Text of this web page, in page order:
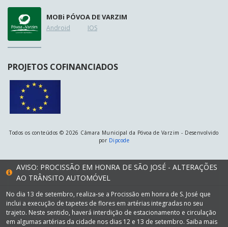
MOBi PÓVOA DE VARZIM
Android IOS
PROJETOS COFINANCIADOS
Todos os conteúdos © 2026 Câmara Municipal da Póvoa de Varzim - Desenvolvido
por Dipcode
AVISO: PROCISSÃO EM HONRA DE SÃO JOSÉ - ALTERAÇÕES
AO TRÂNSITO AUTOMÓVEL
No dia 13 de setembro, realiza-se a Procissão em honra de S. José que
inclui a execução de tapetes de flores em artérias integradas no seu
trajeto. Neste sentido, haverá interdição de estacionamento e circulação
em algumas artérias da cidade nos dias 12 e 13 de setembro. Saiba mais